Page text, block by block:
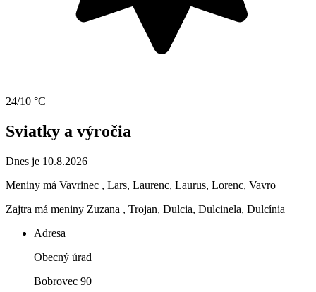
24/10 °C
Sviatky a výročia
Dnes je 10.8.2026
Meniny má Vavrinec , Lars, Laurenc, Laurus, Lorenc, Vavro
Zajtra má meniny Zuzana , Trojan, Dulcia, Dulcinela, Dulcínia
Adresa
Obecný úrad
Bobrovec 90